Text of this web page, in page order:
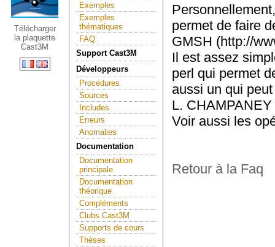
Télécharger
la plaquette
Cast3M
Exemples
Exemples
thématiques
FAQ
Support Cast3M
Développeurs
Procédures
Sources
Includes
Erreurs
Anomalies
Documentation
Documentation
principale
Documentation
théorique
Compléments
Clubs Cast3M
Supports de cours
Thèses
permet de faire
GMSH (http://
Il est assez
perl qui permet
aussi un qui
L. CHAMPANEY
Voir aussi les
Retour à la Faq